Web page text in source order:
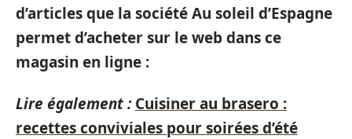
d’articles que la société Au soleil d’Espagne
permet d’acheter sur le web dans ce
magasin en ligne :
Lire également : Cuisiner au brasero :
recettes conviviales pour soirées d’été